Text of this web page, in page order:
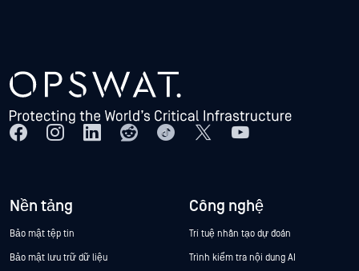
Nền tảng
Bảo mật tệp tin
Bảo mật lưu trữ dữ liệu
Công nghệ
Trí tuệ nhân tạo dự đoán
Trình kiểm tra nội dung AI